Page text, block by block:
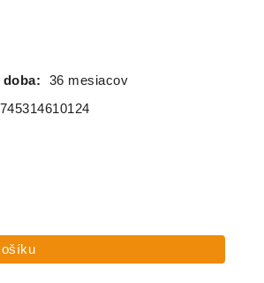
doba:
36 mesiacov